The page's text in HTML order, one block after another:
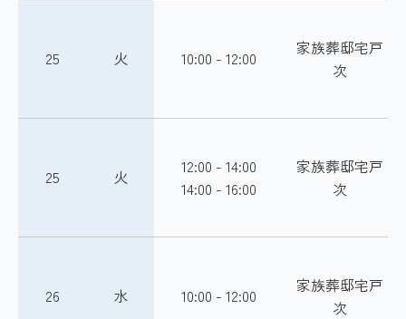
25 火 10:00 - 12:00
家族葬邸宅戸
次
25 火
12:00 - 14:00
14:00 - 16:00
家族葬邸宅戸
次
26 水 10:00 - 12:00
家族葬邸宅戸
次